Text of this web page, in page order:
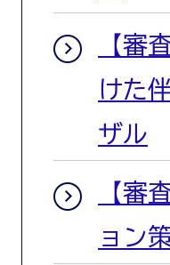
【審
けた
ザル
【審
ョン